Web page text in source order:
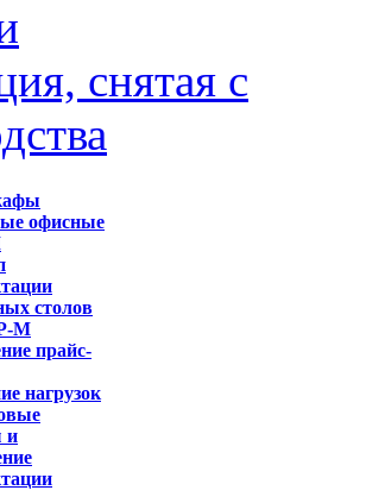
снятая с
офисные
столов
М
прайс-
нагрузок
и